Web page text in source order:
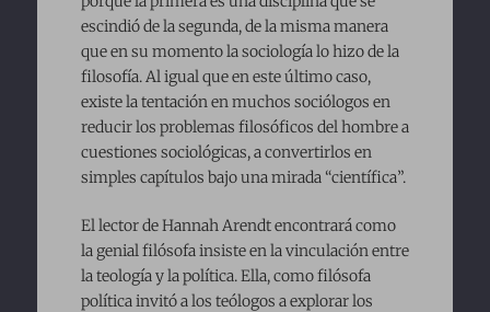
escindió de la segunda, de la misma manera
que en su momento la sociología lo hizo de la
filosofía. Al igual que en este último caso,
existe la tentación en muchos sociólogos en
reducir los problemas filosóficos del hombre a
cuestiones sociológicas, a convertirlos en
simples capítulos bajo una mirada “científica”.
El lector de Hannah Arendt encontrará como
la genial filósofa insiste en la vinculación entre
la teología y la política. Ella, como filósofa
política invitó a los teólogos a explorar los